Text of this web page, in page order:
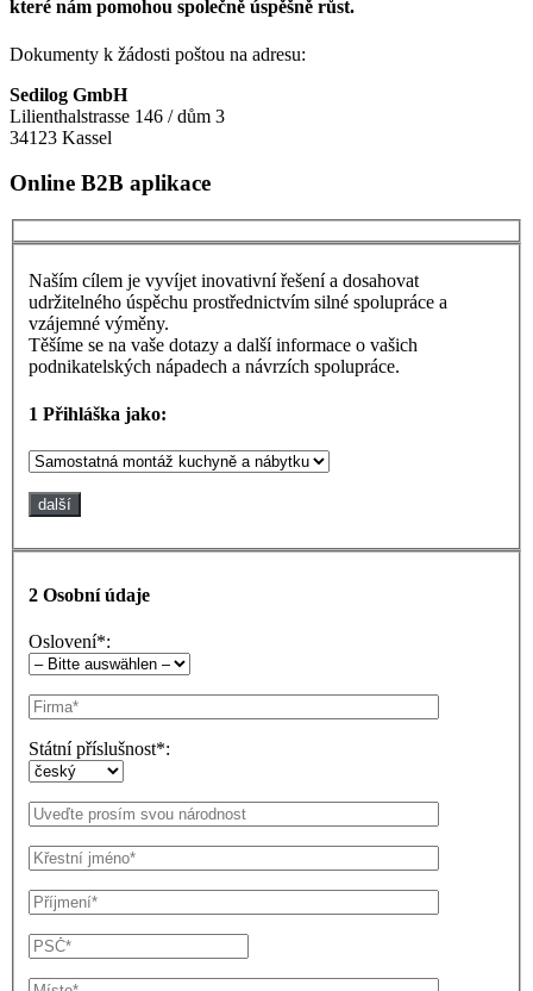
které nám pomohou společně úspěšně růst.
Dokumenty k žádosti poštou na adresu:
Sedilog GmbH
Lilienthalstrasse 146 / dům 3
34123 Kassel
Online B2B aplikace
Naším cílem je vyvíjet inovativní řešení a dosahovat
udržitelného úspěchu prostřednictvím silné spolupráce a
vzájemné výměny.
Těšíme se na vaše dotazy a další informace o vašich
podnikatelských nápadech a návrzích spolupráce.
1 Přihláška jako:
další
2 Osobní údaje
Oslovení*:
Státní příslušnost*: